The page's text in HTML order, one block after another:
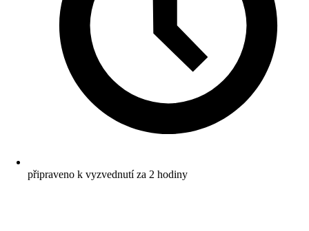
připraveno k vyzvednutí za 2 hodiny